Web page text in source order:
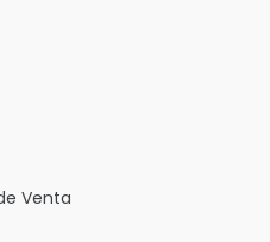
Venta